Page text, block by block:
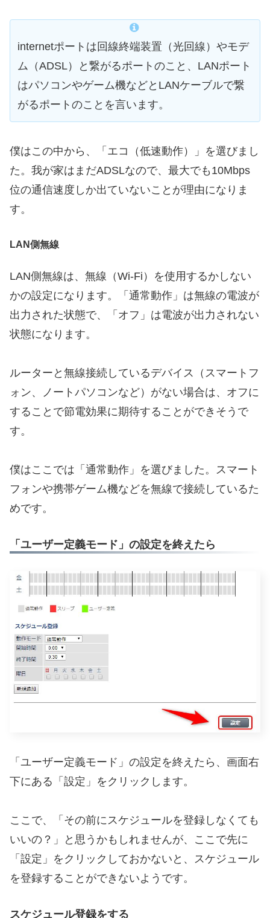
internetポートは回線終端装置（光回線）やモデ
ム（ADSL）と繋がるポートのこと、LANポート
はパソコンやゲーム機などとLANケーブルで繋
がるポートのことを言います。
僕はこの中から、「エコ（低速動作）」を選びまし
た。我が家はまだADSLなので、最大でも10Mbps
位の通信速度しか出ていないことが理由になりま
す。
LAN側無線
LAN側無線は、無線（Wi-Fi）を使用するかしない
かの設定になります。「通常動作」は無線の電波が
出力された状態で、「オフ」は電波が出力されない
状態になります。
ルーターと無線接続しているデバイス（スマートフ
ォン、ノートパソコンなど）がない場合は、オフに
することで節電効果に期待することができそうで
す。
僕はここでは「通常動作」を選びました。スマート
フォンや携帯ゲーム機などを無線で接続しているた
めです。
「ユーザー定義モード」の設定を終えたら
「ユーザー定義モード」の設定を終えたら、画面右
下にある「設定」をクリックします。
ここで、「その前にスケジュールを登録しなくても
いいの？」と思うかもしれませんが、ここで先に
「設定」をクリックしておかないと、スケジュール
を登録することができないようです。
スケジュール登録をする